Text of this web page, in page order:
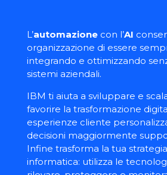
L’automazionecon l’AI
organizzazione di essere
integrando e ottimizzando
sistemi aziendali.
IBM ti aiuta a sviluppare e
favorire la trasformazione
esperienze cliente
decisioni maggiormente
Infine trasforma la tua
informatica: utilizza le